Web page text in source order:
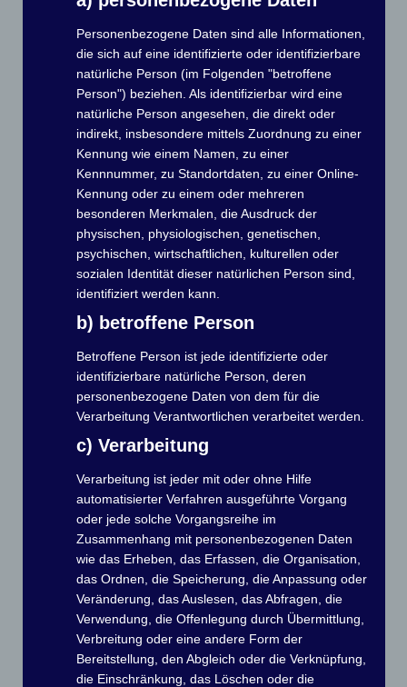
Ausschreibung und Hinweise
Hier stellen wir für die Teilnehmer und Vereine wichtige
Dokumente zur Ansicht und zum Download zur
Verfügung:
Ausschreibung „Blaues Band von
Grünau“
Wo sind die Startstege?
Die folgenden Links zeigen Euch die Position der
Startstege 1 und 2. Beim Klick auf den Link öffnet sich
Google-Maps mit der Position des Startsteges.
Startsteg 2
Startzeitenliste:
:
Wechsel der Startzeitenam Tag der Veranstaltung ist
ausgeschlossen.
Voraussetzung für die Teilnahme ist die fristgerechte
Überweisung oder vor Ort Zahlung der Startgelder durch die
Personenbezogene Daten sind alle Informationen,
die sich auf eine identifizierte oder identifizierbare
natürliche Person (im Folgenden "betroffene
Person") beziehen. Als identifizierbar wird eine
natürliche Person angesehen, die direkt oder
indirekt, insbesondere mittels Zuordnung zu einer
Kennung wie einem Namen, zu einer
Kennnummer, zu Standortdaten, zu einer Online-
Kennung oder zu einem oder mehreren
besonderen Merkmalen, die Ausdruck der
physischen, physiologischen, genetischen,
psychischen, wirtschaftlichen, kulturellen oder
sozialen Identität dieser natürlichen Person sind,
identifiziert werden kann.
b) betroffene Person
Betroffene Person ist jede identifizierte oder
identifizierbare natürliche Person, deren
personenbezogene Daten von dem für die
Verarbeitung Verantwortlichen verarbeitet werden.
c) Verarbeitung
Verarbeitung ist jeder mit oder ohne Hilfe
automatisierter Verfahren ausgeführte Vorgang
oder jede solche Vorgangsreihe im
Zusammenhang mit personenbezogenen Daten
wie das Erheben, das Erfassen, die Organisation,
das Ordnen, die Speicherung, die Anpassung oder
Veränderung, das Auslesen, das Abfragen, die
Verwendung, die Offenlegung durch Übermittlung,
Verbreitung oder eine andere Form der
Bereitstellung, den Abgleich oder die Verknüpfung,
die Einschränkung, das Löschen oder die